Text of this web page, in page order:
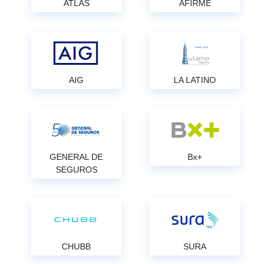
ATLAS AFIRME
AIG LA LATINO
GENERAL DE
SEGUROS
Bx+
CHUBB SURA